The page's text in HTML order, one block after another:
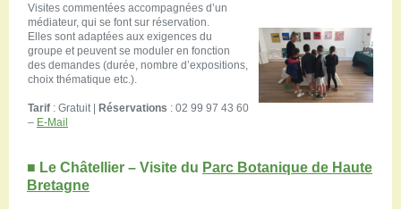
Visites commentées accompagnées d’un
médiateur, qui se font sur réservation.
Elles sont adaptées aux exigences du
groupe et peuvent se moduler en fonction
des demandes (durée, nombre d’expositions,
choix thématique etc.).
Tarif : Gratuit | Réservations : 02 99 97 43 60
– E-Mail
■ Le Châtellier – Visite du Parc Botanique de Haute
Bretagne